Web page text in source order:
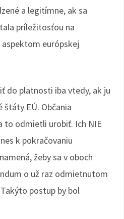
a legitímne, ak sa
príležitosťou na
európskej
do platnosti iba vtedy, ak ju
EÚ. Občania
to odmietli urobiť. Ich NIE
k pokračovaniu
žeby sa v oboch
o už raz odmietnutom
postup by bol